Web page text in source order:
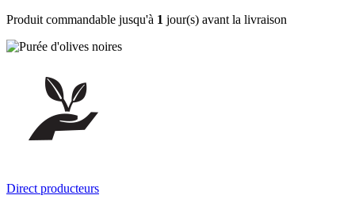
Produit commandable jusqu'à 1 jour(s) avant la livraison
Direct producteurs